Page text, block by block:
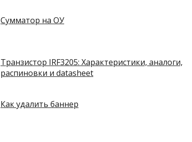
Сумматор на ОУ
Транзистор IRF3205: Характеристики, аналоги,
распиновки и datasheet
Как удалить баннер